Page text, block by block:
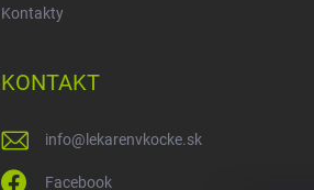
Kontakty
KONTAKT
info@ lekarenvkocke.sk
Facebook